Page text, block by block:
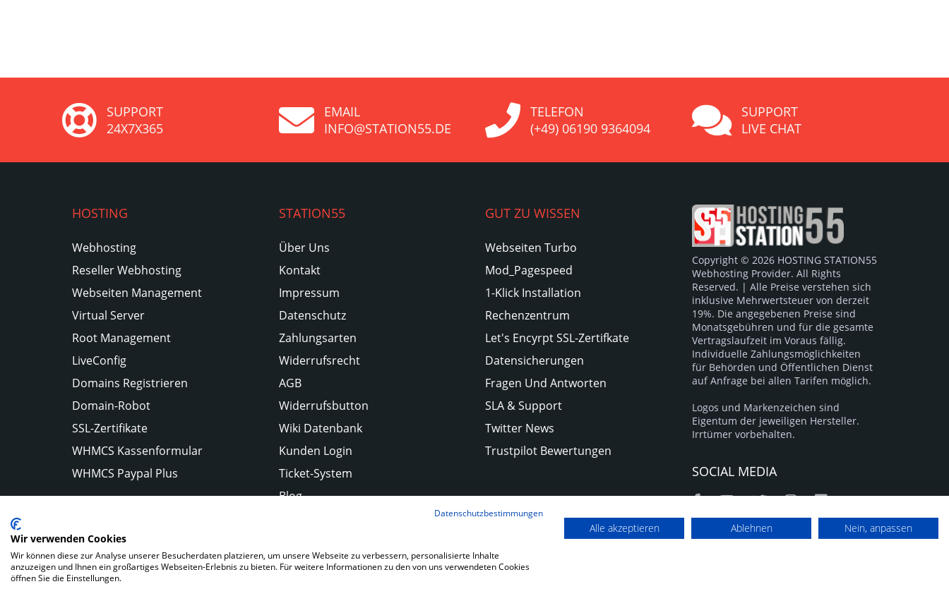
SUPPORT
24X7X365
EMAIL
INFO@STATION55.DE
TELEFON
(+49) 06190 9364094
SUPPORT
LIVE CHAT
HOSTING
Webhosting
Reseller Webhosting
Webseiten Management
Virtual Server
Root Management
LiveConfig
Domains Registrieren
Domain-Robot
SSL-Zertifikate
WHMCS Kassenformular
WHMCS Paypal Plus
STATION55
Über Uns
Kontakt
Impressum
Datenschutz
Zahlungsarten
Widerrufsrecht
AGB
Widerrufsbutton
Wiki Datenbank
Kunden Login
Ticket-System
Blog
GUT ZU WISSEN
Webseiten Turbo
Mod_Pagespeed
1-Klick Installation
Rechenzentrum
Let's Encyrpt SSL-Zertifkate
Datensicherungen
Fragen Und Antworten
SLA & Support
Twitter News
Trustpilot Bewertungen
Copyright © 2026 HOSTING STATION55
Webhosting Provider. All Rights
Reserved. | Alle Preise verstehen sich
inklusive Mehrwertsteuer von derzeit
19%. Die angegebenen Preise sind
Monatsgebühren und für die gesamte
Vertragslaufzeit im Voraus fällig.
Individuelle Zahlungsmöglichkeiten
für Behörden und Öffentlichen Dienst
auf Anfrage bei allen Tarifen möglich.
Logos und Markenzeichen sind
Eigentum der jeweiligen Hersteller.
Irrtümer vorbehalten.
SOCIAL MEDIA
Impressum
Datenschutzbestimmungen
Wir verwenden Cookies
Wir können diese zur Analyse unserer Besucherdaten platzieren, um unsere Webseite zu verbessern, personalisierte Inhalte
anzuzeigen und Ihnen ein großartiges Webseiten-Erlebnis zu bieten. Für weitere Informationen zu den von uns verwendeten Cookies
öffnen Sie die Einstellungen.
Alle akzeptieren Ablehnen Nein, anpassen